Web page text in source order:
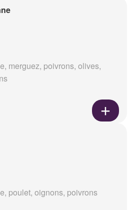
merguez, poivrons, olives,
poulet, oignons, poivrons